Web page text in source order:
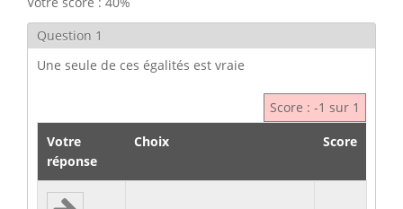
Question 1
Une seule de ces égalités est vraie
Score : -1 sur 1
Votre
réponse
Choix Score